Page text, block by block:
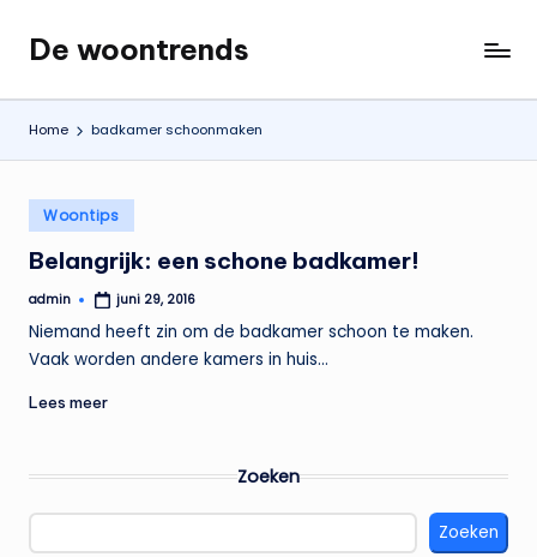
de
inhoud
De woontrends
Interieur
en
lifestyle
Home badkamer schoonmaken
Geplaatst
in
Woontips
Belangrijk: een schone badkamer!
Geplaatst
admin juni 29, 2016
Niemand heeft zin om de badkamer schoon te maken.
Vaak worden andere kamers in huis…
Lees meer
Zoeken
Zoeken